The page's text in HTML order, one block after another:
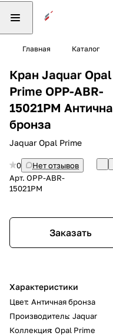
Главная Каталог
Кран Jaquar Opal
Prime OPP-ABR-
15021PM
бронза
Jaquar Opal Prime
0
Нет отзывов
Арт. OPP-ABR-
15021PM
Заказать
Характеристики
Цвет: Античная бронза
Производитель: Jaquar
Коллекция: Opal Prime